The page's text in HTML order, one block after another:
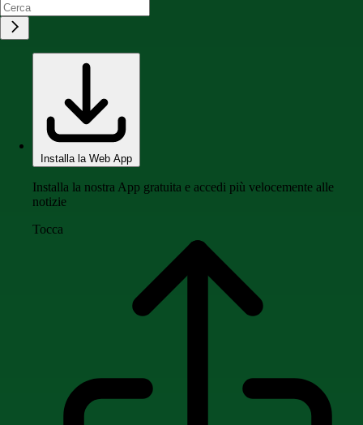
Installa la Web App
Installa la nostra App gratuita e accedi più velocemente alle
notizie
Tocca